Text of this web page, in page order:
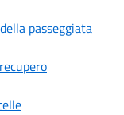
passeggiata